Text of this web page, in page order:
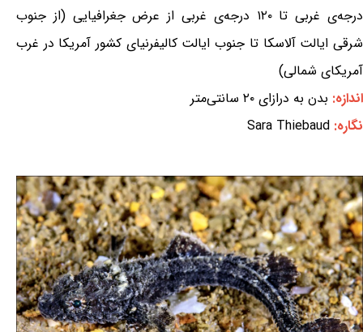
درجه‌ی غربی تا ۱۲۰ درجه‌ی غربی از عرض جغرافیایی (از جنوب
شرقی ایالت آلاسکا تا جنوب ایالت کالیفرنیای کشور آمریکا در غرب
آمریکای شمالی)
اندازه: بدن به درازای ۲۰ سانتی‌متر
نگاره: Sara Thiebaud